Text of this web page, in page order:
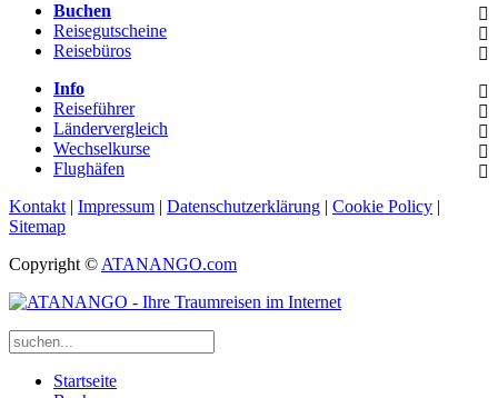
Buchen
Reisegutscheine
Reisebüros
Info
Reiseführer
Ländervergleich
Wechselkurse
Flughäfen
Kontakt | Impressum | Datenschutzerklärung | Cookie Policy |
Sitemap
Copyright © ATANANGO.com
Startseite